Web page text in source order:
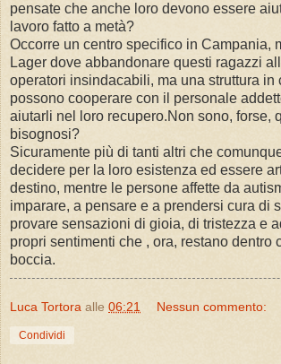
pensate che anche loro devono essere
lavoro fatto a metà?
Occorre un centro specifico in Campania,
Lager dove abbandonare questi ragazzi
operatori insindacabili, ma una struttura in
possono cooperare con il personale
aiutarli nel loro recupero.Non sono, forse,
bisognosi?
Sicuramente più di tanti altri che
decidere per la loro esistenza ed essere
destino, mentre le persone affette da
imparare, a pensare e a prendersi cura di
provare sensazioni di gioia, di tristezza e
propri sentimenti che , ora, restano dentro
boccia.
Luca Tortora alle 06:21 Nessun commento:
Condividi